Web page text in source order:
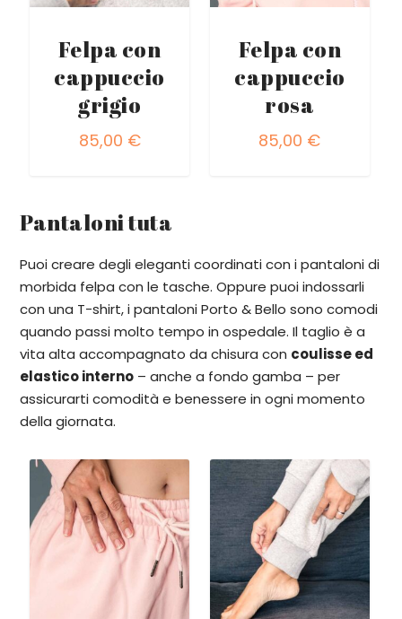
Felpa con
cappuccio
grigio
85,00 €
Felpa con
cappuccio
rosa
85,00 €
Pantaloni tuta
Puoi creare degli eleganti coordinati con i pantaloni di
morbida felpa con le tasche. Oppure puoi indossarli
con una T-shirt,i pantaloni Porto & Bello sono comodi
quando passi molto tempo in ospedale. Il taglio è a
vita alta accompagnato da chisura con coulisse ed
elastico interno – anche a fondo gamba –per
assicurarti comodità e benessere in ogni momento
della giornata.